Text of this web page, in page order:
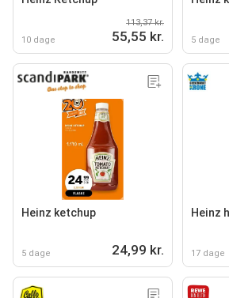
10 dage
113,37 kr.
55,55 kr. 5 dage
Heinz ketchup
5 dage 24,99 kr.
Heinz
17 dage